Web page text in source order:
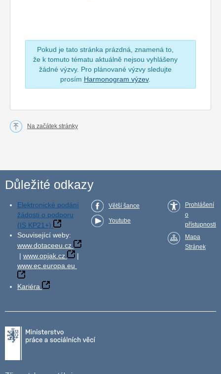
Pokud je tato stránka prázdná, znamená to,
že k tomuto tématu aktuálně nejsou vyhlášeny
žádné výzvy. Pro plánované výzvy sledujte
prosím Harmonogram výzev.
Na začátek stránky
Důležité odkazy
Elektronické podání
žádosti o podporu
(IS KP21+)
Související weby:
www.dotaceeu.cz
| www.opjak.cz
|
www.ec.europa.eu
Kariéra
Větší šance
Youtube
Prohlášení
o
přístupnosti
Mapa
Stránek